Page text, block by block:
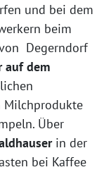
und bei dem
beim
Degerndorf
auf dem
Milchprodukte
Über
in der
bei Kaffee